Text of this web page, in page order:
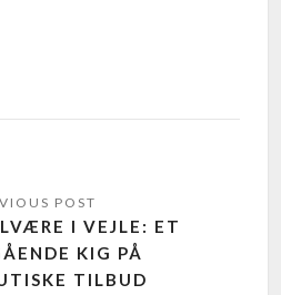
I VEJLE: ET
KIG PÅ
TILBUD